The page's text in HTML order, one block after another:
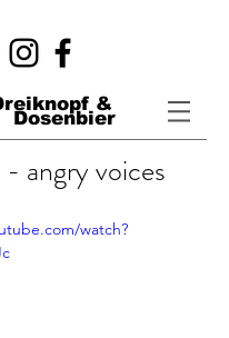
&
angry voices
watch?